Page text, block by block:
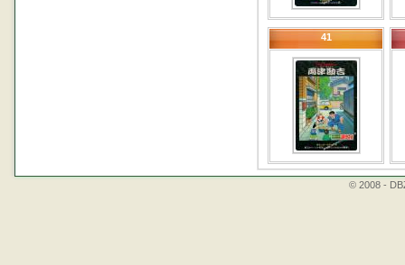
41
© 2008 -